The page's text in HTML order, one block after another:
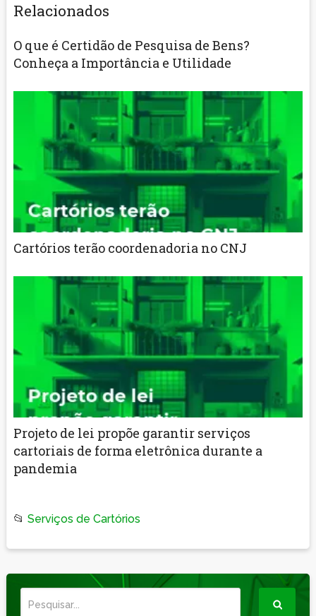
Relacionados
O que é Certidão de Pesquisa de Bens?
Conheça a Importância e Utilidade
Cartórios terão coordenadoria no CNJ
Projeto de lei propõe garantir serviços
cartoriais de forma eletrônica durante a
pandemia
📂 Serviços de Cartórios